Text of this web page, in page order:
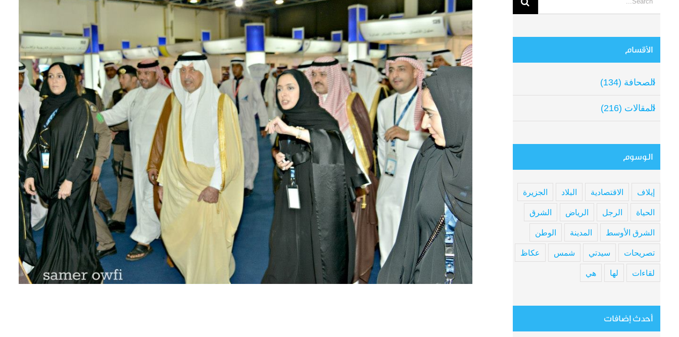
Larger
Image
الأقسام
الصحافة (134)
المقالات (216)
الوسوم
إيلاف الاقتصادية البلاد الجزيرة
الحياة الرجل الرياض الشرق
الشرق الأوسط المدينة الوطن
تصريحات سيدتي شمس عكاظ
لقاءات لها هي
أحدث إضافات